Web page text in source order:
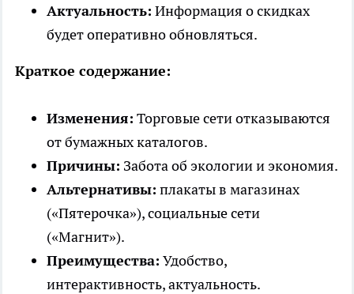
Актуальность: Информация о скидках
будет оперативно обновляться.
Краткое содержание:
Изменения: Торговые сети отказываются
от бумажных каталогов.
Причины: Забота об экологии и экономия.
Альтернативы: плакаты в магазинах
(«Пятерочка»), социальные сети
(«Магнит»).
Преимущества: Удобство,
интерактивность, актуальность.